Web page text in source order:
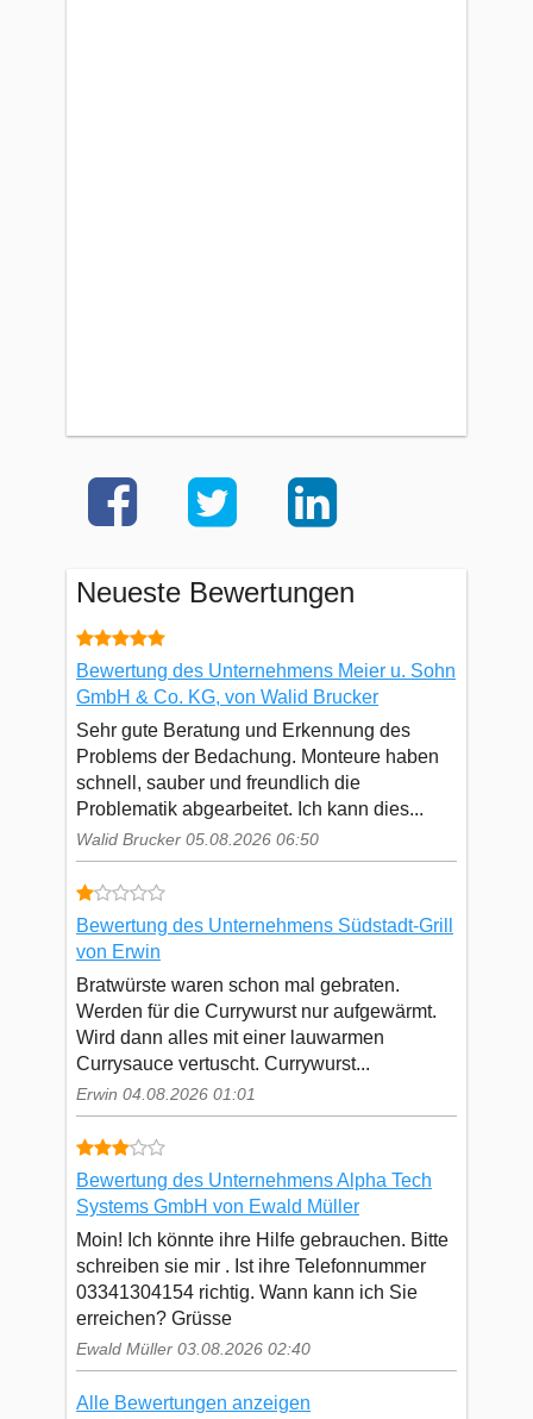
Neueste Bewertungen
Bewertung des Unternehmens Meier u. Sohn
GmbH & Co. KG, von Walid Brucker
Sehr gute Beratung und Erkennung des
Problems der Bedachung. Monteure haben
schnell, sauber und freundlich die
Problematik abgearbeitet. Ich kann dies...
Walid Brucker 05.08.2026 06:50
Bewertung des Unternehmens Südstadt-Grill
von Erwin
Bratwürste waren schon mal gebraten.
Werden für die Currywurst nur aufgewärmt.
Wird dann alles mit einer lauwarmen
Currysauce vertuscht. Currywurst...
Erwin 04.08.2026 01:01
Bewertung des Unternehmens Alpha Tech
Systems GmbH von Ewald Müller
Moin! Ich könnte ihre Hilfe gebrauchen. Bitte
schreiben sie mir . Ist ihre Telefonnummer
03341304154 richtig. Wann kann ich Sie
erreichen? Grüsse
Ewald Müller 03.08.2026 02:40
Alle Bewertungen anzeigen